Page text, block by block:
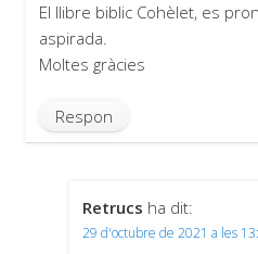
El llibre biblic Cohèlet, es
aspirada.
Moltes gràcies
Respon
Retrucs ha dit:
29 d'octubre de 2021 a les